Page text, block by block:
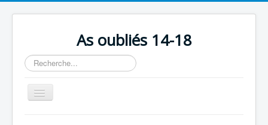
As oubliés 14-18
Rechercher
Basculer
la